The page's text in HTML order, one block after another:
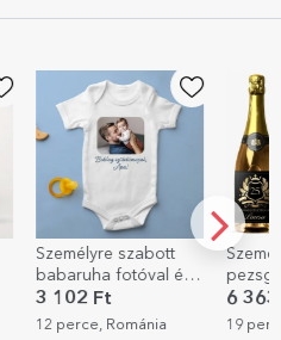
Személyre szabott
babaruha fotóval és
szöveggel
3 102 Ft
12 perce, Románia
Royalty
6
19